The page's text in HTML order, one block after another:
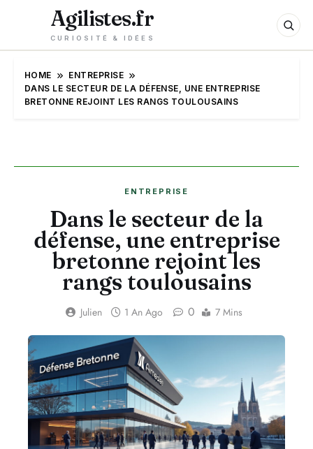
Agilistes.fr
CURIOSITÉ & IDÉES
HOME
ENTREPRISE
DANS LE SECTEUR DE LA DÉFENSE, UNE ENTREPRISE
BRETONNE REJOINT LES RANGS TOULOUSAINS
ENTREPRISE
Dans le secteur de la
défense, une entreprise
bretonne rejoint les
rangs toulousains
Julien 1 An Ago 0 7 Mins